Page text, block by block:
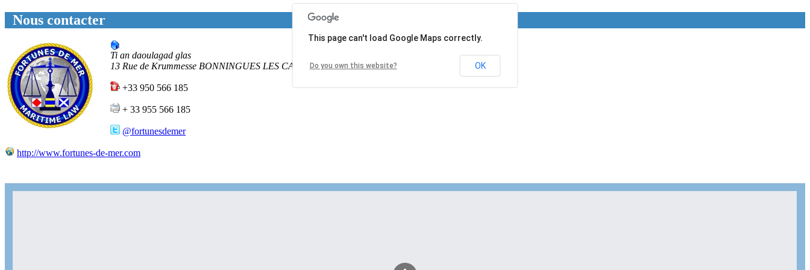
Nous contacter
Ti an daoulagad glas
13 Rue de Krummesse BONNINGUES LES CALAISPAS DE CALAIS62340
+33 950 566 185
+ 33 955 566 185
@fortunesdemer
http://www.fortunes-de-mer.com
This page can't load Google Maps correctly.
Do you own this website? OK